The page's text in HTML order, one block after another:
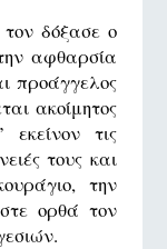
τον δόξασε ο
αφθαρσία
προάγγελος
ακοίμητος
εκείνον τις
τους και
την
ορθά τον